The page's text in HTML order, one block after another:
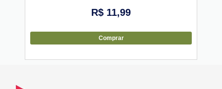
R$ 11,99
Comprar